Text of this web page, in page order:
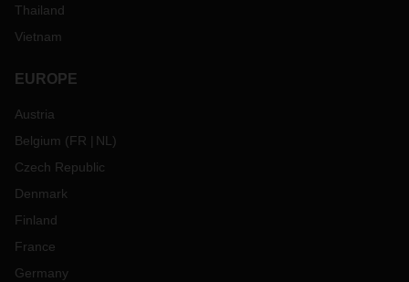
Thailand
Vietnam
EUROPE
Austria
Belgium (FR NL )
Czech Republic
Denmark
Finland
France
Germany